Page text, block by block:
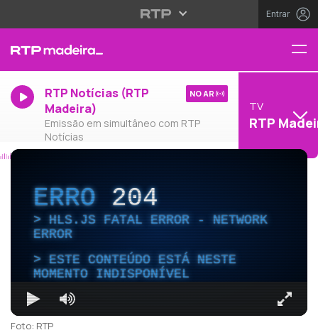
Entrar
RTP Notícias (RTP
Madeira)
Emissão em simultâneo com RTP
Notícias
NO AR
TV
RTP
ERRO204
HLS.JS FATAL ERROR - NETWORK
ERROR
ESTE CONTEÚDO ESTÁ NESTE
MOMENTO INDISPONÍVEL
Foto: RTP